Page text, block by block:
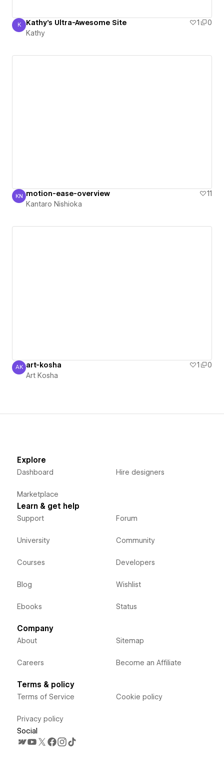
Kathy
K Kathy's Ultra-Awesome Site 1
0
Kathy
Kantaro Nishioka
KN motion-ease-overview
11
Kantaro Nishioka
Art Kosha
AK art-kosha 1
0
Art Kosha
Explore
Dashboard
Marketplace
Hire designers
Learn & get help
Support
University
Courses
Blog
Ebooks
Forum
Community
Developers
Wishlist
Status
Company
About
Careers
Sitemap
Become an Affiliate
Terms & policy
Terms of Service
Privacy policy
Cookie policy
Social